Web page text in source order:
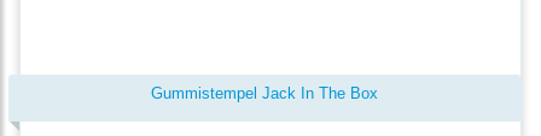
Gummistempel Jack In The Box